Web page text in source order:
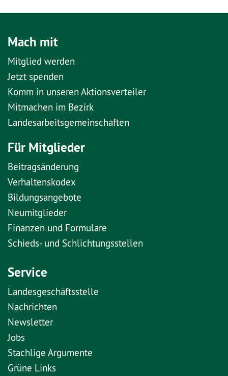
Mach mit
Mitglied werden
Jetzt spenden
Komm in unseren Aktionsverteiler
Mitmachen im Bezirk
Landesarbeitsgemeinschaften
Für Mitglieder
Beitragsänderung
Verhaltenskodex
Bildungsangebote
Neumitglieder
Finanzen und Formulare
Schieds- und Schlichtungsstellen
Service
Landesgeschäftsstelle
Nachrichten
Newsletter
Jobs
Stachlige Argumente
Grüne Links